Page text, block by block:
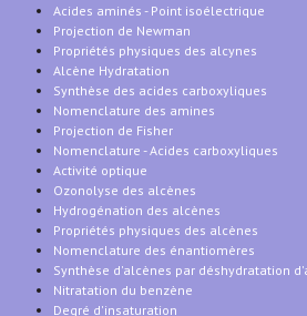
Acides aminés - Point isoélectrique
Projection de Newman
Propriétés physiques des alcynes
Alcène Hydratation
Synthèse des acides carboxyliques
Nomenclature des amines
Projection de Fisher
Nomenclature - Acides carboxyliques
Activité optique
Ozonolyse des alcènes
Hydrogénation des alcènes
Propriétés physiques des alcènes
Nomenclature des énantiomères
Synthèse d'alcènes par déshydratation
Nitratation du benzène
Degré d'insaturation